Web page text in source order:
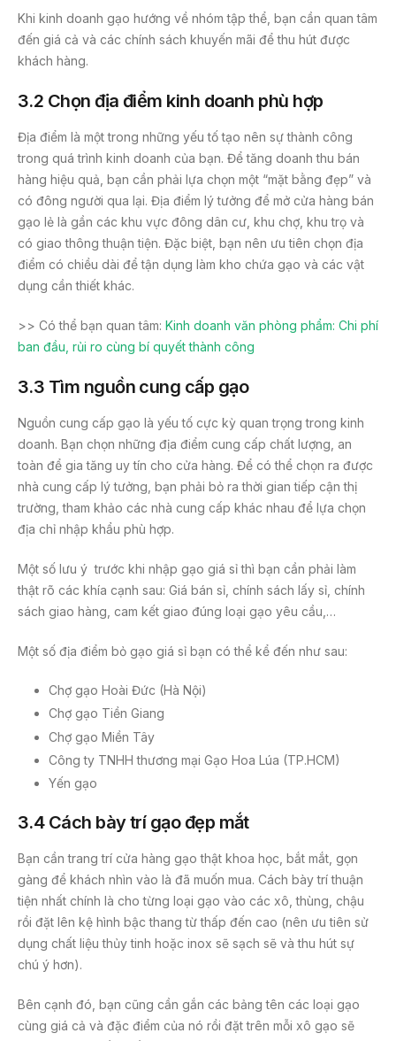
Khi kinh doanh gạo hướng về nhóm tập thể, bạn cần quan tâm
đến giá cả và các chính sách khuyến mãi để thu hút được
khách hàng.
3.2 Chọn địa điểm kinh doanh phù hợp
Địa điểm là một trong những yếu tố tạo nên sự thành công
trong quá trình kinh doanh của bạn. Để tăng doanh thu bán
hàng hiệu quả, bạn cần phải lựa chọn một “mặt bằng đẹp” và
có đông người qua lại. Địa điểm lý tưởng để mở cửa hàng bán
gạo lẻ là gần các khu vực đông dân cư, khu chợ, khu trọ và
có giao thông thuận tiện. Đặc biệt, bạn nên ưu tiên chọn địa
điểm có chiều dài để tận dụng làm kho chứa gạo và các vật
dụng cần thiết khác.
>> Có thể bạn quan tâm: Kinh doanh văn phòng phẩm: Chi phí
ban đầu, rủi ro cùng bí quyết thành công
3.3 Tìm nguồn cung cấp gạo
Nguồn cung cấp gạo là yếu tố cực kỳ quan trọng trong kinh
doanh. Bạn chọn những địa điểm cung cấp chất lượng, an
toàn để gia tăng uy tín cho cửa hàng. Để có thể chọn ra được
nhà cung cấp lý tưởng, bạn phải bỏ ra thời gian tiếp cận thị
trường, tham khảo các nhà cung cấp khác nhau để lựa chọn
địa chỉ nhập khẩu phù hợp.
Một số lưu ý trước khi nhập gạo giá sỉ thì bạn cần phải làm
thật rõ các khía cạnh sau: Giá bán sỉ, chính sách lấy sỉ, chính
sách giao hàng, cam kết giao đúng loại gạo yêu cầu,…
Một số địa điểm bỏ gạo giá sỉ bạn có thể kể đến như sau:
Chợ gạo Hoài Đức (Hà Nội)
Chợ gạo Tiền Giang
Chợ gạo Miền Tây
Công ty TNHH thương mại Gạo Hoa Lúa (TP.HCM)
Yến gạo
3.4 Cách bày trí gạo đẹp mắt
Bạn cần trang trí cửa hàng gạo thật khoa học, bắt mắt, gọn
gàng để khách nhìn vào là đã muốn mua. Cách bày trí thuận
tiện nhất chính là cho từng loại gạo vào các xô, thùng, chậu
rồi đặt lên kệ hình bậc thang từ thấp đến cao (nên ưu tiên sử
dụng chất liệu thủy tinh hoặc inox sẽ sạch sẽ và thu hút sự
chú ý hơn).
Bên cạnh đó, bạn cũng cần gắn các bảng tên các loại gạo
cùng giá cả và đặc điểm của nó rồi đặt trên mỗi xô gạo sẽ